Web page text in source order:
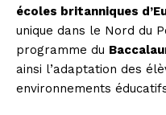
écoles britanniques
unique dans le Nord du
programme du
ainsi l’adaptation des
environnements